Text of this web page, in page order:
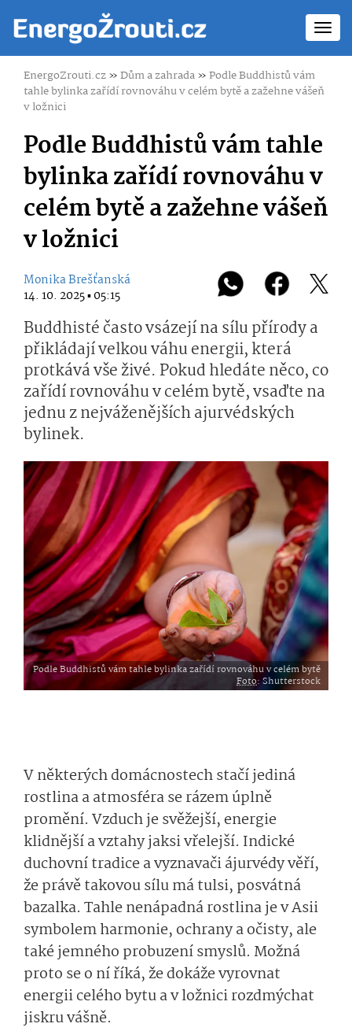
EnergoZrouti.cz»Dům a zahrada»Podle Buddhistů vám
tahle bylinka zařídí rovnováhu v celém bytě a zažehne vášeň
v ložnici
Podle Buddhistů vám tahle
bylinka zařídí rovnováhu v
celém bytě a zažehne vášeň
v ložnici
Monika Brešťanská
14. 10. 2025 ▪ 05:15
Buddhisté často vsázejí na sílu přírody a
přikládají velkou váhu energii, která
protkává vše živé. Pokud hledáte něco, co
zařídí rovnováhu v celém bytě, vsaďte na
jednu z nejváženějších ajurvédských
bylinek.
Podle Buddhistů vám tahle bylinka zařídí rovnováhu v celém bytě
Foto: Shutterstock
V některých domácnostech stačí jediná
rostlina a atmosféra se rázem úplně
promění. Vzduch je svěžejší, energie
klidnější a vztahy jaksi vřelejší. Indické
duchovní tradice a vyznavači ájurvédy věří,
že právě takovou sílu má tulsi, posvátná
bazalka. Tahle nenápadná rostlina je v Asii
symbolem harmonie, ochrany a očisty, ale
také jemného probuzení smyslů. Možná
proto se o ní říká, že dokáže vyrovnat
energii celého bytu a v ložnici rozdmýchat
jiskru vášně.